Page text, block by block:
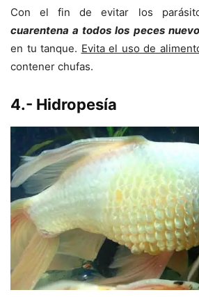
Con el fin de evitar los
cuarentena a todos los peces
en tu tanque. Evita el uso de
contener chufas.
4.- Hidropesía